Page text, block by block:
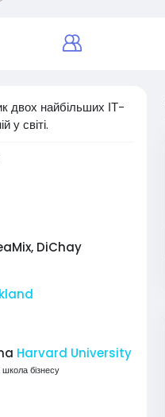
двох найбільших ІТ-
у світі.
DiChay
Harvard University
бізнесу